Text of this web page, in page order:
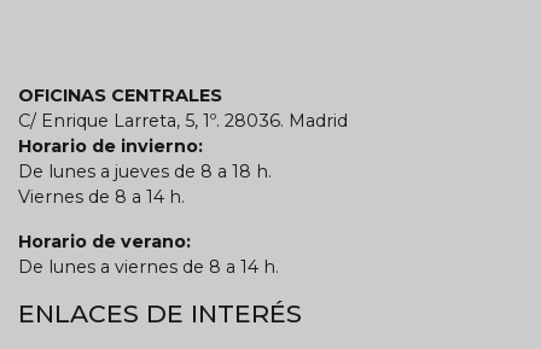
OFICINAS CENTRALES
C/ Enrique Larreta, 5, 1º. 28036. Madrid
Horario de invierno:
De lunes a jueves de 8 a 18 h.
Viernes de 8 a 14 h.
Horario de verano:
De lunes a viernes de 8 a 14 h.
ENLACES DE INTERÉS